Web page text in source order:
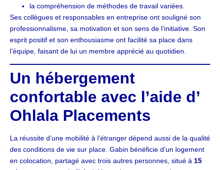
la compréhension de méthodes de travail variées.
Ses collègues et responsables en entreprise ont souligné son
professionnalisme, sa motivation et son sens de l’initiative. Son
esprit positif et son enthousiasme ont facilité sa place dans
l’équipe, faisant de lui un membre apprécié au quotidien.
Un hébergement
confortable avec l’aide d’
Ohlala Placements
La réussite d’une mobilité à l’étranger dépend aussi de la qualité
des conditions de vie sur place. Gabin bénéficie d’un logement
en colocation, partagé avec trois autres personnes, situé à 15